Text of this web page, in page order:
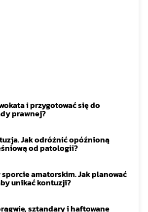
i przygotować się do
prawnej?
Jak odróżnić opóźnioną
od patologii?
sporcie amatorskim. Jak planować
unikać kontuzji?
sztandary i haftowane